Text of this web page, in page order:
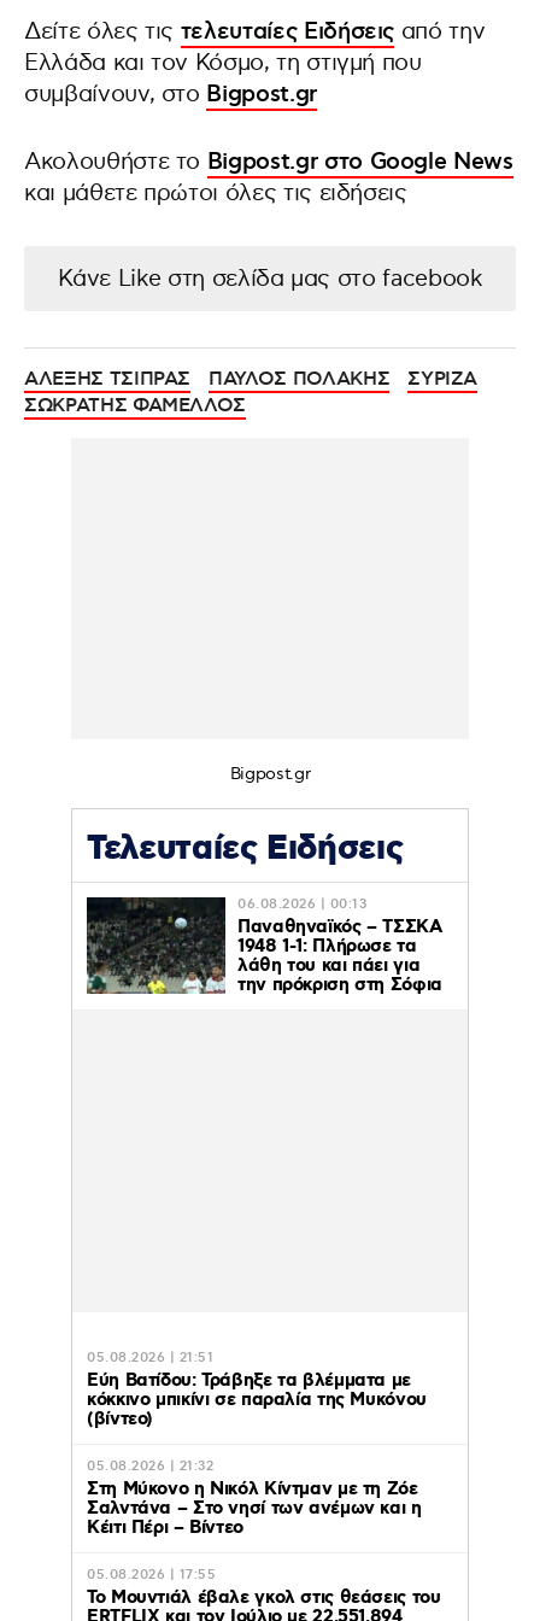
Δείτε όλες τις τελευταίες Ειδήσεις από την
Ελλάδα και τον Κόσμο, τη στιγμή που
συμβαίνουν, στο Bigpost.gr
Ακολουθήστε το Bigpost.gr στο Google News
και μάθετε πρώτοι όλες τις ειδήσεις
Κάνε Like στη σελίδα μας στο facebook
ΑΛΕΞΗΣ ΤΣΙΠΡΑΣ ΠΑΥΛΟΣ ΠΟΛΑΚΗΣ
ΣΥΡΙΖΑ
ΣΩΚΡΑΤΗΣ ΦΑΜΕΛΛΟΣ
Bigpost.gr
Τελευταίες Ειδήσεις
06.08.2026 | 00:13
Παναθηναϊκός – ΤΣΣΚΑ
1948 1-1: Πλήρωσε τα
λάθη του και πάει για
την πρόκριση στη Σόφια
05.08.2026 | 21:51
Εύη Βατίδου: Τράβηξε τα βλέμματα με
κόκκινο μπικίνι σε παραλία της Μυκόνου
(βίντεο)
05.08.2026 | 21:32
Στη Μύκονο η Νικόλ Κίντμαν με τη Ζόε
Σαλντάνα – Στο νησί των ανέμων και η
Κέιτι Πέρι – Βίντεο
05.08.2026 | 17:55
Το Μουντιάλ έβαλε γκολ στις θεάσεις του